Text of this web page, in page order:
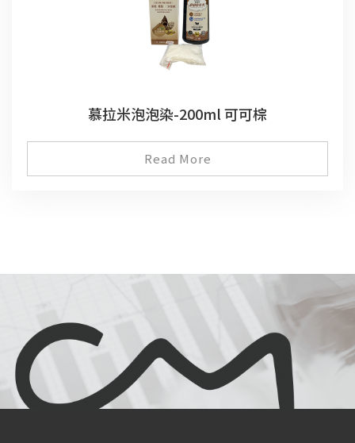
慕拉米泡泡染-200ml 可可棕
Read More